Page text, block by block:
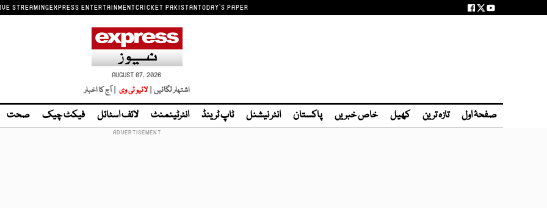
STREAMINGEXPRESS ENTERTAINMENTCRICKET PAKISTANTODAY'S PAPER
AUGUST 07, 2026
اشتہار لگائیں | لائیو ٹی وی | آج کا اخبار
صفحۂ اول تازہ ترین کھیل خاص خبریں پاکستان انٹر نیشنل ٹاپ ٹرینڈ انٹرٹینمنٹ لائف اسٹائل فیکٹ چیک صحت